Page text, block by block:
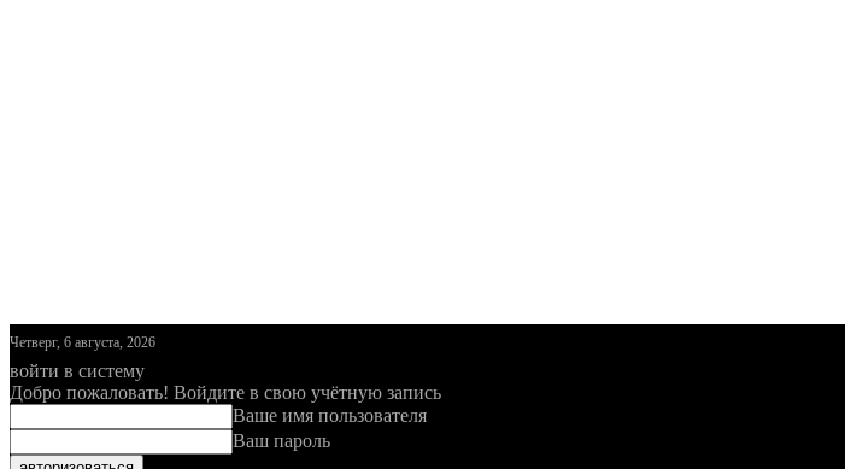
Четверг, 6 августа, 2026
войти в систему
Добро пожаловать! Войдите в свою учётную запись
Ваше имя пользователя
Ваш пароль